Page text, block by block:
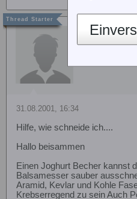
Gast
31.08.2001, 16:34
Hilfe, wie schneide ich....
Hallo beisammen
Einen Joghurt Becher kannst
Balsamesser sauber
Aramid, Kevlar und Kohle
Krebserregend zu sein Auch